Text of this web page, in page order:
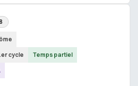
cycle Temps partiel